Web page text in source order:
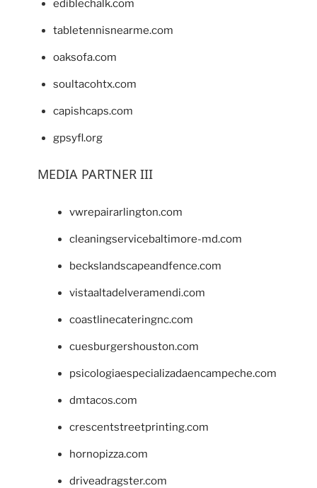
ediblechalk.com
tabletennisnearme.com
oaksofa.com
soultacohtx.com
capishcaps.com
gpsyfl.org
MEDIA PARTNER III
vwrepairarlington.com
cleaningservicebaltimore-md.com
beckslandscapeandfence.com
vistaaltadelveramendi.com
coastlinecateringnc.com
cuesburgershouston.com
psicologiaespecializadaencampeche.com
dmtacos.com
crescentstreetprinting.com
hornopizza.com
driveadragster.com